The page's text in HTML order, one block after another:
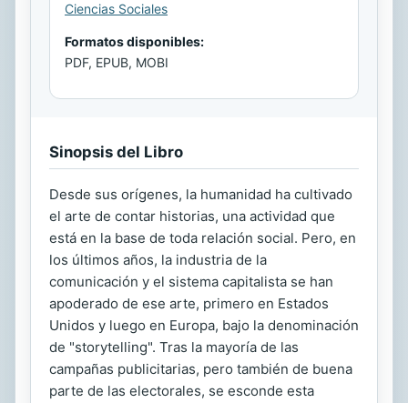
Ciencias Sociales
Formatos disponibles:
PDF, EPUB, MOBI
Sinopsis del Libro
Desde sus orígenes, la humanidad ha cultivado
el arte de contar historias, una actividad que
está en la base de toda relación social. Pero, en
los últimos años, la industria de la
comunicación y el sistema capitalista se han
apoderado de ese arte, primero en Estados
Unidos y luego en Europa, bajo la denominación
de "storytelling". Tras la mayoría de las
campañas publicitarias, pero también de buena
parte de las electorales, se esconde esta